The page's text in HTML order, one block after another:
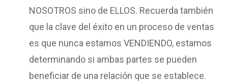
NOSOTROS sino de ELLOS. Recuerda también
que la clave del éxito en un proceso de ventas
es que nunca estamos VENDIENDO, estamos
determinando si ambas partes se pueden
beneficiar de una relación que se establece.